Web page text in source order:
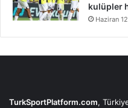
kulüpler
Haziran
TurkSportPlatform.com,